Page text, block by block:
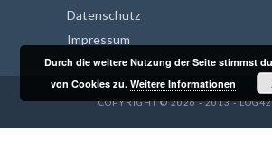
Datenschutz
Impressum
COPYRIGHT © 2026 - 2013 -
Durch die weitere Nutzung der Seite stimmst
von Cookies zu.Weitere Informationen